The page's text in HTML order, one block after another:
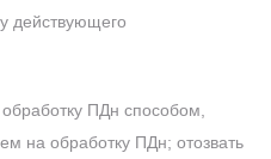
действующего
ПДн способом,
на обработку ПДн; отозвать